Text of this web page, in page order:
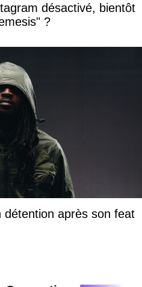
désactivé, bientôt
?
après son feat